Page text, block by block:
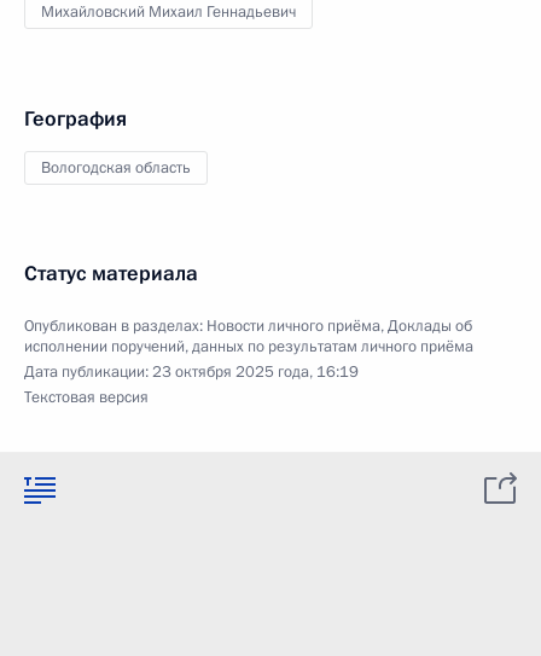
Михайловский Михаил Геннадьевич
География
Вологодская область
Статус материала
Опубликован в разделах: Новости личного приёма,Доклады об
исполнении поручений, данных по результатам личного приёма
Дата публикации:23 октября 2025 года, 16:19
Текстовая версия